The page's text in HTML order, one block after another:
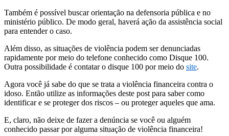
Também é possível buscar orientação na defensoria pública e no
ministério público. De modo geral, haverá ação da assistência social
para entender o caso.
Além disso, as situações de violência podem ser denunciadas
rapidamente por meio do telefone conhecido como Disque 100.
Outra possibilidade é contatar o disque 100 por meio do site.
Agora você já sabe do que se trata a violência financeira contra o
idoso. Então utilize as informações deste post para saber como
identificar e se proteger dos riscos – ou proteger aqueles que ama.
E, claro, não deixe de fazer a denúncia se você ou alguém
conhecido passar por alguma situação de violência financeira!